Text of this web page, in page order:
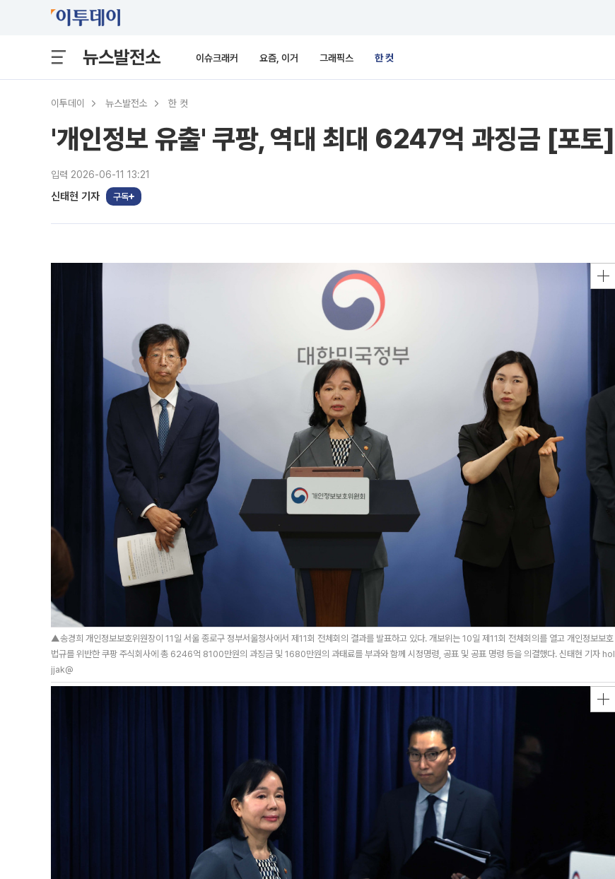
뉴스발전소 이슈크래커 요즘, 이거 그래픽스 한 컷
이투데이 뉴스발전소 한 컷
'개인정보 유출' 쿠팡, 역대 최대 6247억 과징금 [포토]
입력 2026-06-11 13:21
신태현 기자 구독
▲송경희 개인정보보호위원장이 11일 서울 종로구 정부서울청사에서 제11회 전체회의 결과를 발표하고 있다. 개보위는 10일 제11회 전체회의를 열고 개인정보보호
법규를 위반한 쿠팡 주식회사에 총 6246억 8100만원의 과징금 및 1680만원의 과태료를 부과와 함께 시정명령, 공표 및 공표 명령 등을 의결했다. 신태현 기자 hol
jjak@